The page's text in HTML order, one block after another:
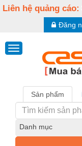
Liên hệ quảng cáo:
Đăng
Sản phẩm
Danh mục